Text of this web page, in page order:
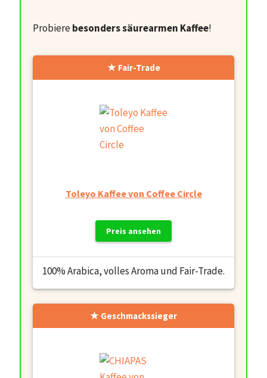
Probierebesonders säurearmen Kaffee!
Fair-Trade
Toleyo Kaffee von Coffee Circle
Preis ansehen
100% Arabica, volles Aroma und Fair-Trade.
Geschmackssieger